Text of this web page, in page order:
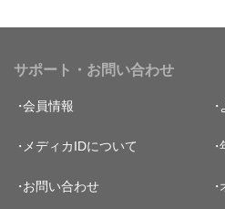
サポート・お問い合わせ
会員情報
メディカIDについて
お問い合わせ